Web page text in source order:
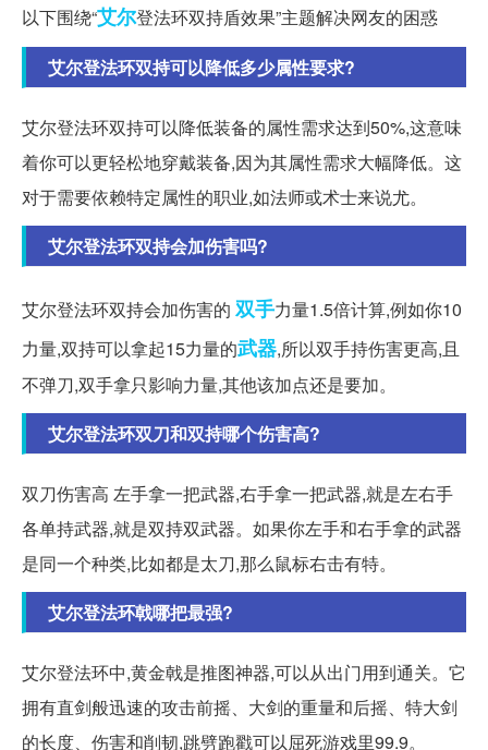
以下围绕“艾尔登法环双持盾效果”主题解决网友的困惑
艾尔登法环双持可以降低多少属性要求?
艾尔登法环双持可以降低装备的属性需求达到50%,这意味
着你可以更轻松地穿戴装备,因为其属性需求大幅降低。这
对于需要依赖特定属性的职业,如法师或术士来说尤。
艾尔登法环双持会加伤害吗?
艾尔登法环双持会加伤害的 双手力量1.5倍计算,例如你10
力量,双持可以拿起15力量的武器,所以双手持伤害更高,且
不弹刀,双手拿只影响力量,其他该加点还是要加。
艾尔登法环双刀和双持哪个伤害高?
双刀伤害高 左手拿一把武器,右手拿一把武器,就是左右手
各单持武器,就是双持双武器。如果你左手和右手拿的武器
是同一个种类,比如都是太刀,那么鼠标右击有特。
艾尔登法环戟哪把最强?
艾尔登法环中,黄金戟是推图神器,可以从出门用到通关。它
拥有直剑般迅速的攻击前摇、大剑的重量和后摇、特大剑
的长度、伤害和削韧,跳劈跑戳可以屈死游戏里99.9。